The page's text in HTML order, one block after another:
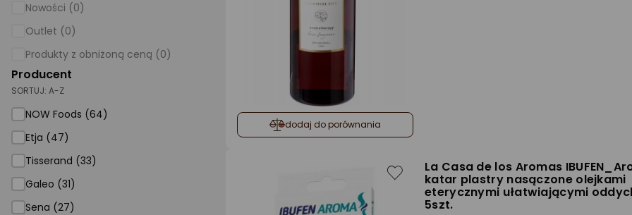
Sport i turystyka
Zabawki i dziecko
Supermarket
Strefa marek
Nowości (0)
Outlet (0)
Produkty z obniżoną ceną (0)
Producent
SORTUJ: A-Z
NOW Foods (64)
Etja (47)
Tisserand (33)
Galeo (31)
Sena (27)
dodaj do porównania
La Casa de los Aromas
katar plastry nasączone olejkami
eterycznymi ułatwiającymi
5szt.